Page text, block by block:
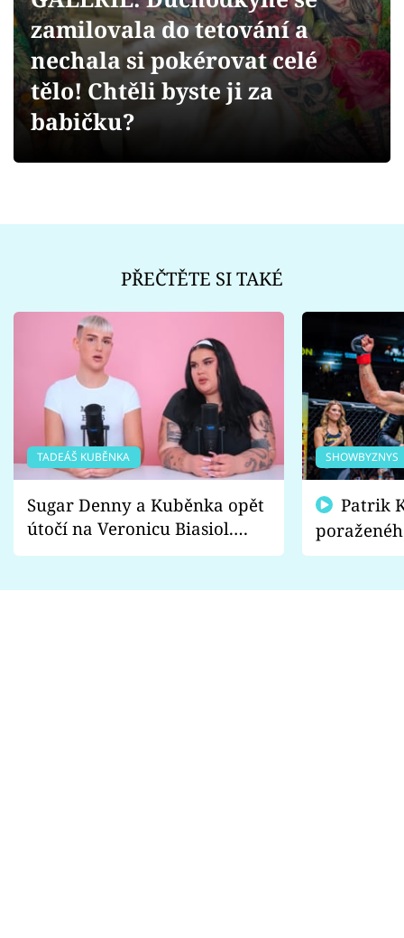
Videa
Sledujte prima+
zamilovala do tetování a
nechala si pokérovat celé
tělo! Chtěli byste ji za
babičku?
PŘEČTĚTE SI TAKÉ
TADEÁŠ KUBĚNKA
Sugar Denny a Kuběnka opět
útočí na Veronicu Biasiol.
Proč je podle nich falešná a
SHOWBYZNYS
fanoušci